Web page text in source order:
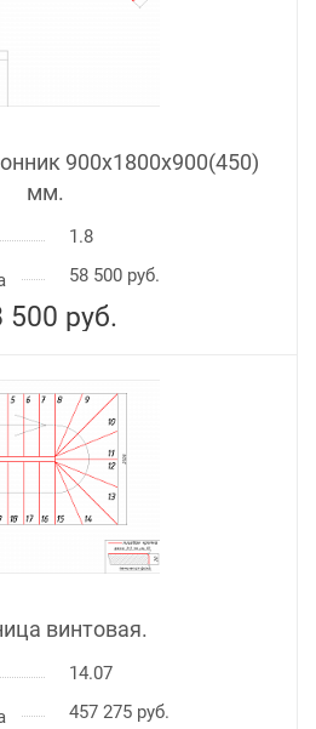
900х1800х900(450)
мм.
1.8
58 500 руб.
500 руб.
винтовая.
14.07
457 275 руб.